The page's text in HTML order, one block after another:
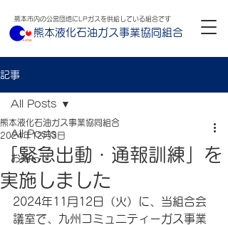
熊本市内の公営団地にLPガスを供給している組合です
熊本液化石油ガス事業協同組合
記事
All Posts
お知らせ
All Posts
「緊急出動・通報訓練」を
実施しました
熊本液化石油ガス事業協同組合
2024年12月3日
2024年11月12日（火）に、当組合会
議室で、九州コミュニティーガス事業